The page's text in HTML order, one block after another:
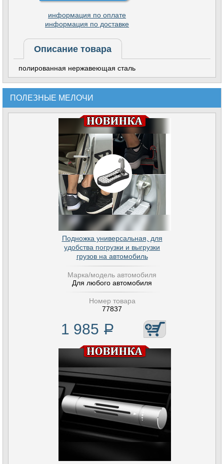
информация по оплате
информация по доставке
Описание товара
полированная нержавеющая сталь
ПОЛЕЗНЫЕ МЕЛОЧИ
Подножка универсальная, для
удобства погрузки и выгрузки
грузов на автомобиль
Марка/модель автомобиля
Для любого автомобиля
Номер товара
77837
1 985 Р